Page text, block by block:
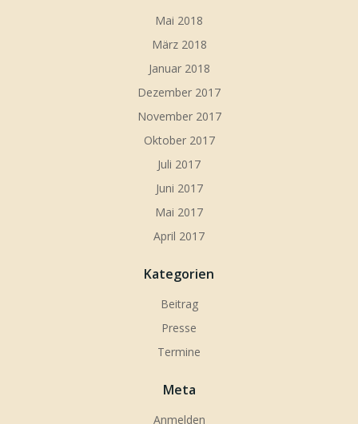
Mai 2018
März 2018
Januar 2018
Dezember 2017
November 2017
Oktober 2017
Juli 2017
Juni 2017
Mai 2017
April 2017
Kategorien
Beitrag
Presse
Termine
Meta
Anmelden